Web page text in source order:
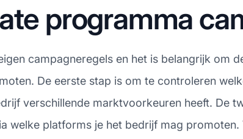
programma
campagneregels en het is belangrijk om
De eerste stap is om te controleren
verschillende marktvoorkeuren heeft. De
welke platforms je het bedrijf mag